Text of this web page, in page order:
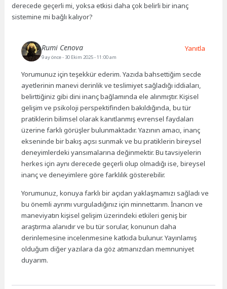
derecede geçerli mi, yoksa etkisi daha çok belirli bir inanç
sistemine mi bağlı kalıyor?
Rumi Cenova
9 ay önce- 30 Ekim 2025 - 11:00 am
Yorumunuz için teşekkür ederim. Yazıda bahsettiğim secde
ayetlerinin manevi derinlik ve teslimiyet sağladığı iddiaları,
belirttiğiniz gibi dini inanç bağlamında ele alınmıştır. Kişisel
gelişim ve psikoloji perspektifinden bakıldığında, bu tür
pratiklerin bilimsel olarak kanıtlanmış evrensel faydaları
üzerine farklı görüşler bulunmaktadır. Yazının amacı, inanç
ekseninde bir bakış açısı sunmak ve bu pratiklerin bireysel
deneyimlerdeki yansımalarına değinmektir. Bu tavsiyelerin
herkes için aynı derecede geçerli olup olmadığı ise, bireysel
inanç ve deneyimlere göre farklılık gösterebilir.
Yorumunuz, konuya farklı bir açıdan yaklaşmamızı sağladı ve
bu önemli ayrımı vurguladığınız için minnettarım. İnancın ve
maneviyatın kişisel gelişim üzerindeki etkileri geniş bir
araştırma alanıdır ve bu tür sorular, konunun daha
derinlemesine incelenmesine katkıda bulunur. Yayınlamış
olduğum diğer yazılara da göz atmanızdan memnuniyet
duyarım.
Yanıtla